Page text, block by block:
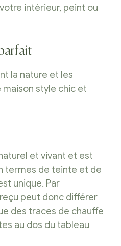
intérieur, peint ou
la nature et les
style chic et
et vivant et est
termes de teinte et de
unique. Par
peut donc différer
des traces de chauffe
au dos du tableau